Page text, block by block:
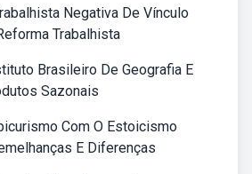
Negativa De Vínculo
Trabalhista
Brasileiro De Geografia E
Sazonais
Com O Estoicismo
E Diferenças